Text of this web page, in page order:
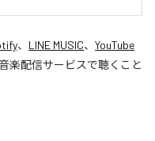
、 LINE MUSIC、 YouTube
楽配信サービスで聴くこと